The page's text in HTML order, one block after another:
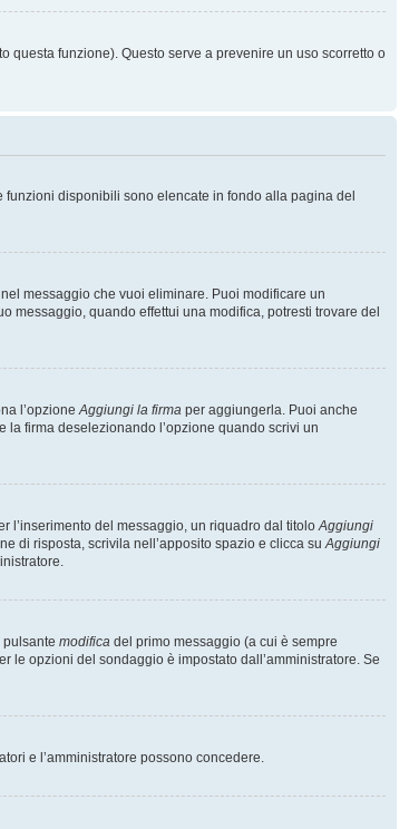
funzione). Questo serve a prevenire un uso scorretto o
disponibili sono elencate in fondo alla pagina del
messaggio che vuoi eliminare. Puoi modificare un
messaggio, quando effettui una modifica, potresti trovare del
l’opzioneAggiungi la firma per aggiungerla. Puoi anche
firma deselezionando l’opzione quando scrivi un
l’inserimento del messaggio, un riquadro dal titoloAggiungi
di risposta, scrivila nell’apposito spazio e clicca suAggiungi
modifica del primo messaggio (a cui è sempre
le opzioni del sondaggio è impostato dall’amministratore. Se
e l’amministratore possono concedere.